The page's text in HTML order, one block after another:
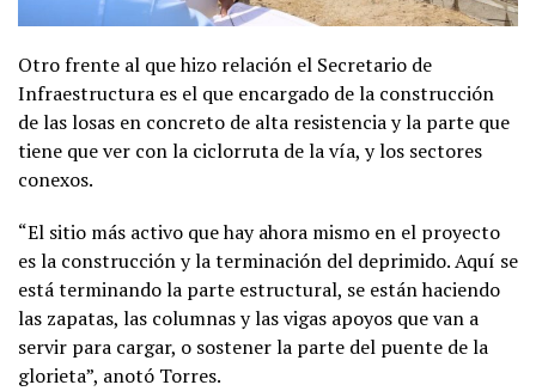
Otro frente al que hizo relación el Secretario de
Infraestructura es el que encargado de la construcción
de las losas en concreto de alta resistencia y la parte que
tiene que ver con la ciclorruta de la vía, y los sectores
conexos.
“El sitio más activo que hay ahora mismo en el proyecto
es la construcción y la terminación del deprimido. Aquí se
está terminando la parte estructural, se están haciendo
las zapatas, las columnas y las vigas apoyos que van a
servir para cargar, o sostener la parte del puente de la
glorieta”, anotó Torres.